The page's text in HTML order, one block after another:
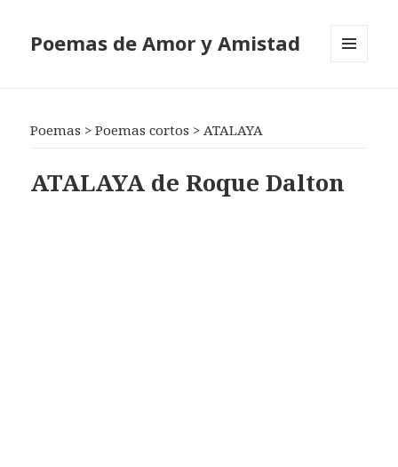
Poemas de Amor y Amistad
Poemas >Poemas cortos >ATALAYA
ATALAYA de Roque Dalton